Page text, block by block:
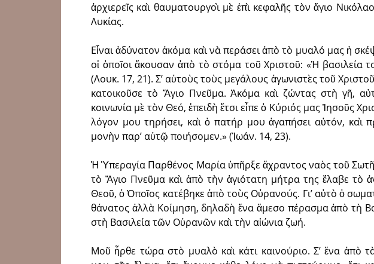
ἀρχιερεῖς καὶ θαυματουργοὶ μὲ ἐπὶ κεφαλῆς τὸν ἅγιο
Λυκίας.
Εἶναι ἀδύνατον ἀκόμα καὶ νὰ περάσει ἀπὸ τὸ μυαλό μας ἡ
οἱ ὁποῖοι ἄκουσαν ἀπὸ τὸ στόμα τοῦ Χριστοῦ: «Ἡ βασιλεία
(Λουκ. 17, 21). Σ’ αὐτοὺς τοὺς μεγάλους ἀγωνιστὲς τοῦ
κατοικοῦσε τὸ Ἅγιο Πνεῦμα. Ἀκόμα καὶ ζώντας στὴ γῆ,
κοινωνία μὲ τὸν Θεό, ἐπειδὴ ἔτσι εἶπε ὁ Κύριός μας Ἰησοῦς
λόγον μου τηρήσει, καὶ ὁ πατήρ μου ἀγαπήσει αὐτόν, καὶ
μονὴν παρ’ αὐτῷ ποιήσομεν.» (Ἰωάν. 14, 23).
Ἡ Ὑπεραγία Παρθένος Μαρία ὑπῆρξε ἄχραντος ναὸς τοῦ
τὸ Ἅγιο Πνεῦμα καὶ ἀπὸ τὴν ἁγιότατη μήτρα της ἔλαβε τὸ
Θεοῦ, ὁ Ὁποῖος κατέβηκε ἀπὸ τοὺς Οὐρανούς. Γι’ αὐτὸ ὁ
θάνατος ἀλλὰ Κοίμηση, δηλαδὴ ἕνα ἄμεσο πέρασμα ἀπὸ τὴ
στὴ Βασιλεία τῶν Οὐρανῶν καὶ τὴν αἰώνια ζωή.
Μοῦ ἦρθε τώρα στὸ μυαλὸ καὶ κάτι καινούριο. Σ’ ἕνα ἀπὸ